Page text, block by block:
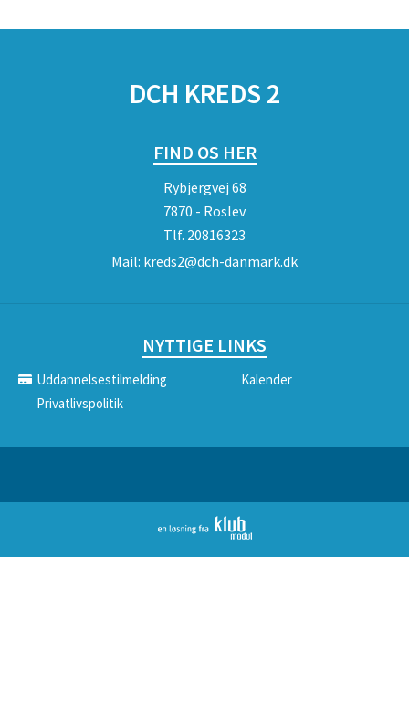
DCH KREDS 2
FIND OS HER
Rybjergvej 68
7870 - Roslev
Tlf. 20816323
Mail: kreds2@dch-danmark.dk
NYTTIGE LINKS
Uddannelsestilmelding
Kalender
Privatlivspolitik